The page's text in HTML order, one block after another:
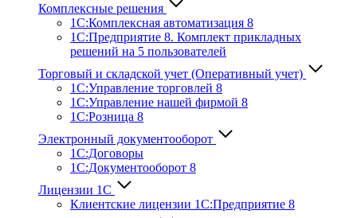
Комплексные решения
1С:Комплексная автоматизация 8
1С:Предприятие 8. Комплект прикладных
решений на 5 пользователей
Торговый и складской учет (Оперативный учет)
1С:Управление торговлей 8
1С:Управление нашей фирмой 8
1С:Розница 8
Электронный документооборот
1С:Договоры
1С:Документооборот 8
Лицензии 1С
Клиентские лицензии 1С:Предприятие 8